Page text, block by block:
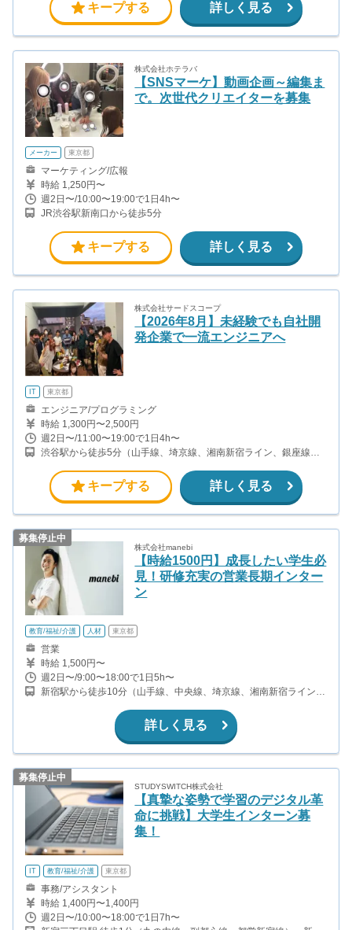
キープする 詳しく見る
株式会社ホテラバ
【SNSマーケ】動画企画～編集ま
で。次世代クリエイターを募集
メーカー 東京都
マーケティング/広報
時給 1,250円〜
週2日〜/10:00〜19:00で1日4h〜
JR渋谷駅新南口から徒歩5分
キープする 詳しく見る
株式会社サードスコープ
【2026年8月】未経験でも自社開
発企業で一流エンジニアへ
IT 東京都
エンジニア/プログラミング
時給 1,300円〜2,500円
週2日〜/11:00〜19:00で1日4h〜
渋谷駅から徒歩5分（山手線、埼京線、湘南新宿ライン、銀座線、
キープする 詳しく見る
募集停止中
株式会社manebi
【時給1500円】成長したい学生必
見！研修充実の営業長期インター
ン
教育/福祉/介護 人材 東京都
営業
時給 1,500円〜
週2日〜/9:00〜18:00で1日5h〜
新宿駅から徒歩10分（山手線、中央線、埼京線、湘南新宿ライン、
詳しく見る
募集停止中
STUDYSWITCH株式会社
【真摯な姿勢で学習のデジタル革
命に挑戦】大学生インターン募
集！
IT 教育/福祉/介護 東京都
事務/アシスタント
時給 1,400円〜1,400円
週2日〜/10:00〜18:00で1日7h〜